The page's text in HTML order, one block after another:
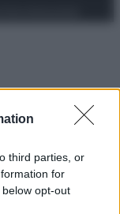
third parties, or
for
opt-out